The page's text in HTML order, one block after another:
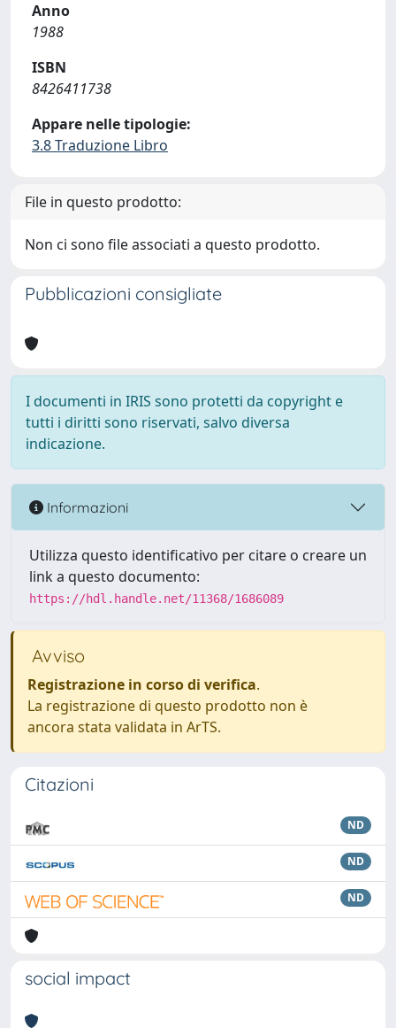
Anno
1988
ISBN
8426411738
Appare nelle tipologie:
3.8 Traduzione Libro
File in questo prodotto:
Non ci sono file associati a questo prodotto.
Pubblicazioni consigliate
I documenti in IRIS sono protetti da copyright e
tutti i diritti sono riservati, salvo diversa
indicazione.
Informazioni
Utilizza questo identificativo per citare o creare un
link a questo documento:
https://hdl.handle.net/11368/1686089
Avviso
Registrazione in corso di verifica.
La registrazione di questo prodotto non è
ancora stata validata in ArTS.
Citazioni
ND
ND
ND
social impact